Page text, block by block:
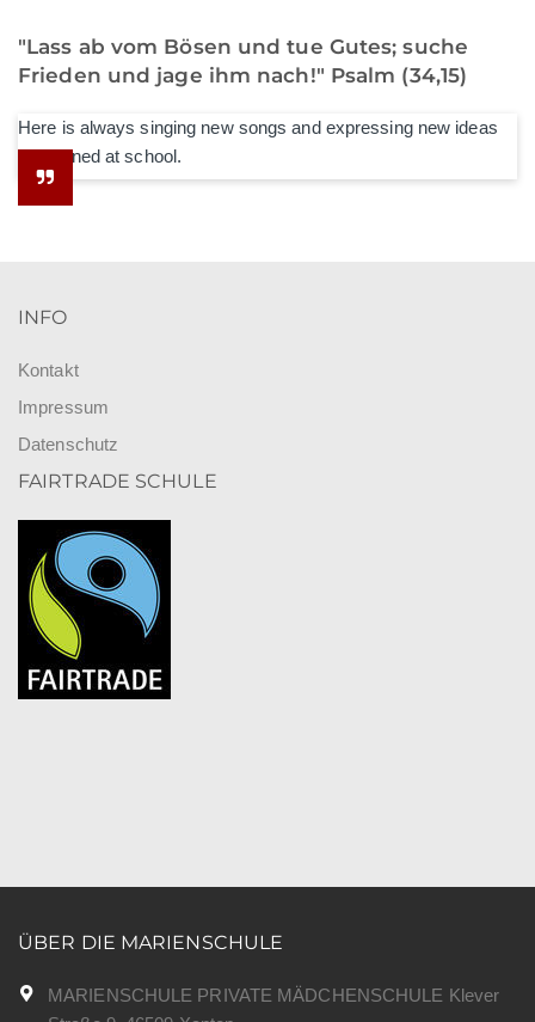
"Lass ab vom Bösen und tue Gutes; suche
Frieden und jage ihm nach!" Psalm (34,15)
Here is always singing new songs and expressing new ideas
he learned at school.
INFO
Kontakt
Impressum
Datenschutz
FAIRTRADE SCHULE
ÜBER DIE MARIENSCHULE
MARIENSCHULE PRIVATE MÄDCHENSCHULE Klever